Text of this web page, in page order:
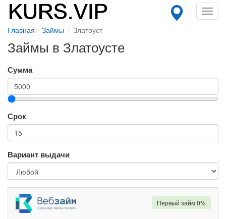
Главная Займы Златоуст
Займы в Златоусте
Сумма
Срок
Вариант выдачи
Первый займ 0%